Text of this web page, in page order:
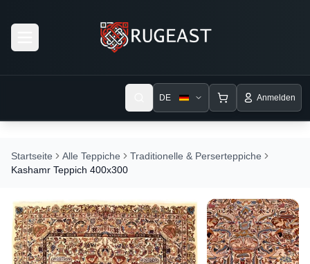
DE Anmelden
Startseite Alle Teppiche
Traditionelle & Perserteppiche
Kashamr Teppich 400x300